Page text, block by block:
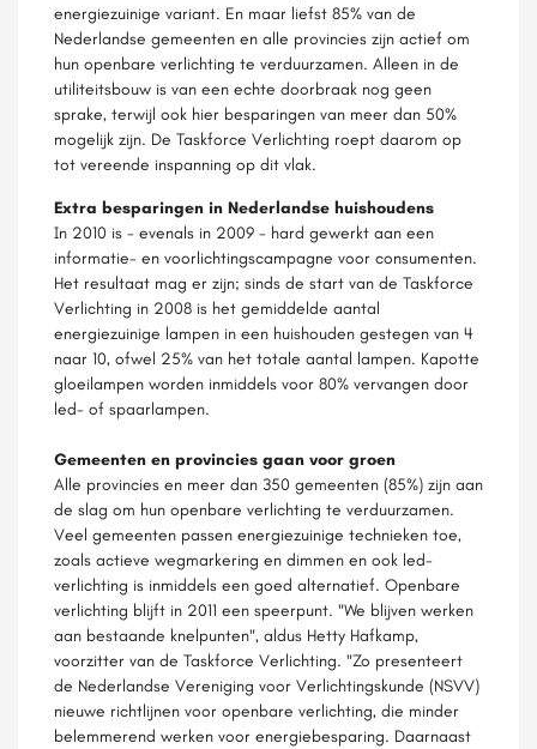
energiezuinige variant. En maar liefst 85% van de
Nederlandse gemeenten en alle provincies zijn actief om
hun openbare verlichting te verduurzamen. Alleen in de
utiliteitsbouw is van een echte doorbraak nog geen
sprake, terwijl ook hier besparingen van meer dan 50%
mogelijk zijn. De Taskforce Verlichting roept daarom op
tot vereende inspanning op dit vlak.
Extra besparingen in Nederlandse huishoudens
In 2010 is - evenals in 2009 - hard gewerkt aan een
informatie- en voorlichtingscampagne voor consumenten.
Het resultaat mag er zijn; sinds de start van de Taskforce
Verlichting in 2008 is het gemiddelde aantal
energiezuinige lampen in een huishouden gestegen van 4
naar 10, ofwel 25% van het totale aantal lampen. Kapotte
gloeilampen worden inmiddels voor 80% vervangen door
led- of spaarlampen.
Gemeenten en provincies gaan voor groen
Alle provincies en meer dan 350 gemeenten (85%) zijn aan
de slag om hun openbare verlichting te verduurzamen.
Veel gemeenten passen energiezuinige technieken toe,
zoals actieve wegmarkering en dimmen en ook led-
verlichting is inmiddels een goed alternatief. Openbare
verlichting blijft in 2011 een speerpunt. "We blijven werken
aan bestaande knelpunten", aldus Hetty Hafkamp,
voorzitter van de Taskforce Verlichting. "Zo presenteert
de Nederlandse Vereniging voor Verlichtingskunde (NSVV)
nieuwe richtlijnen voor openbare verlichting, die minder
belemmerend werken voor energiebesparing. Daarnaast